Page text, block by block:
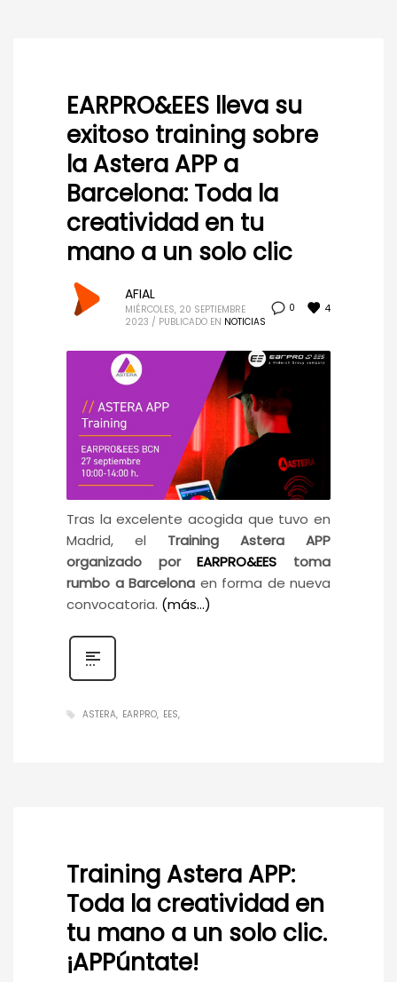
EARPRO&EES lleva su
exitoso training sobre
la Astera APP a
Barcelona: Toda la
creatividad en tu
mano a un solo clic
0 4
AFIAL
MIÉRCOLES, 20 SEPTIEMBRE
2023 / PUBLICADO EN NOTICIAS
Tras la excelente acogida que tuvo en
Madrid, el Training Astera APP
organizado porEARPRO&EES toma
rumbo a Barcelona en forma de nueva
convocatoria. (más…)
ASTERA EARPRO EES
Training Astera APP:
Toda la creatividad en
tu mano a un solo clic.
¡APPúntate!